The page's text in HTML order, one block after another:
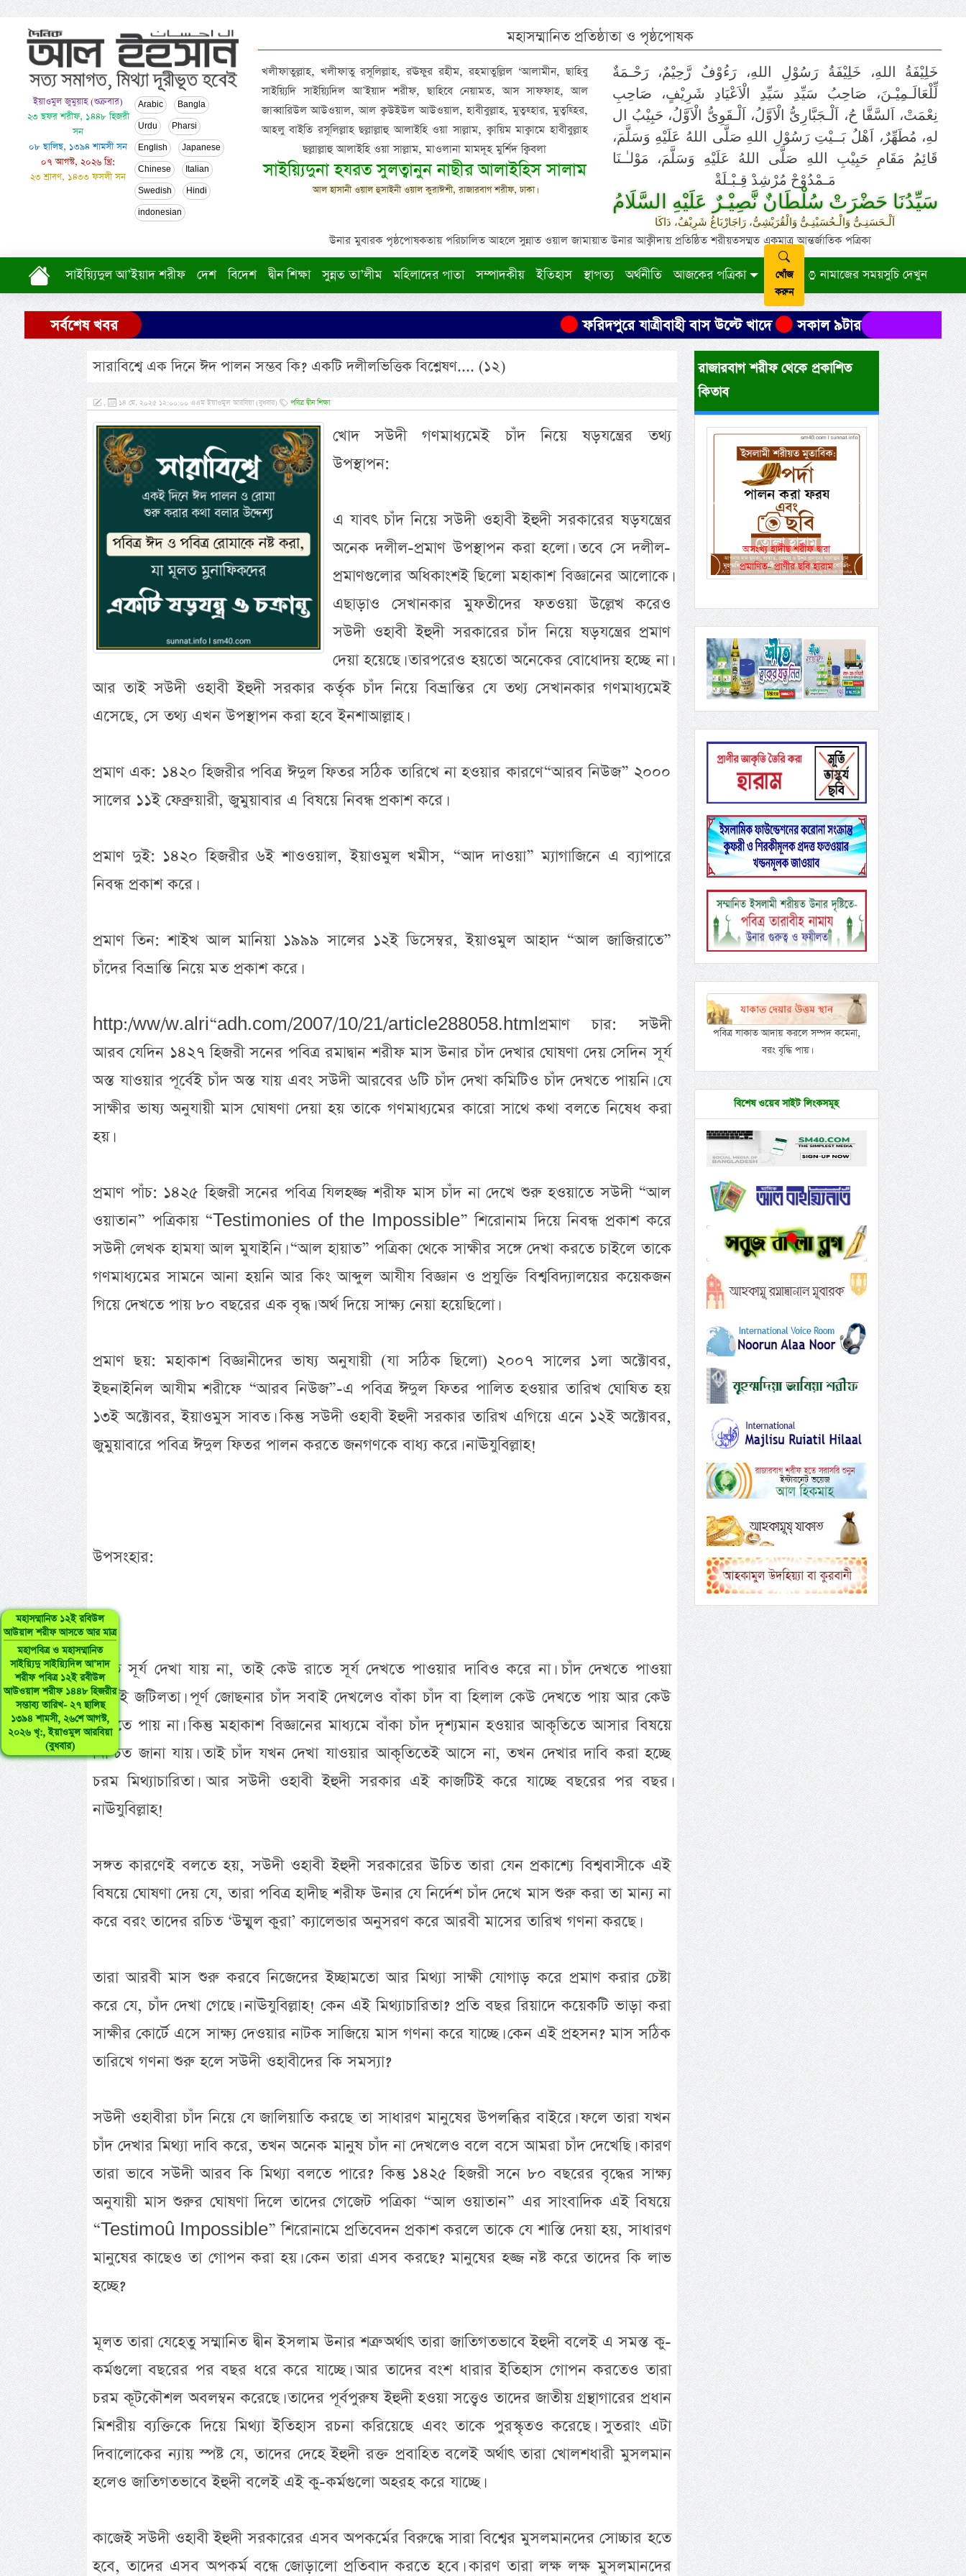
ইয়াওমুল জুমুয়াহ (শুক্রবার)
২৩ ছফর শরীফ, ১৪৪৮ হিজরী
সন
০৮ ছালিছ, ১৩৯৪ শামসী সন
০৭ আগস্ট, ২০২৬ খ্রি:
২৩ শ্রাবণ, ১৪৩৩ ফসলী সন
Arabic Bangla
Urdu Pharsi
English Japanese
Chinese Italian
Swedish Hindi
indonesian
মহাসম্মানিত প্রতিষ্ঠাতা ও পৃষ্ঠপোষক
খলীফাতুল্লাহ, খলীফাতু রসূলিল্লাহ, রঊফুর রহীম, রহমাতুল্লিল ‘আলামীন, ছাহিবু
সাইয়্যিদি সাইয়্যিদিল আ’ইয়াদ শরীফ, ছাহিবে নেয়ামত, আস সাফফাহ, আল
জাব্বারিউল আউওয়াল, আল ক্বউইউল আউওয়াল, হাবীবুল্লাহ, মুত্বহ্হার, মুত্বহ্হির,
আহলু বাইতি রসূলিল্লাহ ছল্লাল্লাহু আলাইহি ওয়া সাল্লাম, ক্বায়িম মাক্বামে হাবীবুল্লাহ
ছল্লাল্লাহু আলাইহি ওয়া সাল্লাম, মাওলানা মামদূহ মুর্শিদ ক্বিবলা
সাইয়্যিদুনা হযরত সুলত্বানুন নাছীর আলাইহিস সালাম
আল হাসানী ওয়াল হুসাইনী ওয়াল কুরাঈশী, রাজারবাগ শরীফ, ঢাকা।
خَلِيْفَةُ اللهِ، خَلِيْفَةُ رَسُوْلِ اللهِ، رَءُوْفٌ رَّحِيْمٌ، رَحْـمَةٌ
لِّلْعَالَـمِيْـنَ، صَاحِبُ سَيِّدِ سَيِّدِ الْاَعْيَادِ شَرِيْفٍ، صَاحِبِ
نِعْمَتْ، اَلسَّفَّا حُ، اَلْـجَبَّارِىُّ الْاَوَّلُ، اَلْـقَوِىُّ الْاَوَّلُ، حَبِيْبُ ال
لهِ، مُطَهِّرٌ، اَهْلُ بَــيْتِ رَسُوْلِ اللهِ صَلَّى اللهُ عَلَيْهِ وَسَلَّمَ،
قَائِمُ مَقَامِ حَبِيْبِ اللهِ صَلَّى اللهُ عَلَيْهِ وَسَلَّمَ، مَوْلـٰـنَا
مَـمْدُوْحْ مُرْشِدْ قِـبْـلَةْ
سَيِّدُنَا حَضْرَتْ سُلْطَانٌ نَّصِيْـرٌ عَلَيْهِ السَّلَامُ
اَلْـحَسَنِـىُّ وَالْـحُسَيْنِـىُّ وَالْقُرَيْشِىُّ، رَاجَارْبَاغُ شَرِيْفٌ، دَاكَا
উনার মুবারক পৃষ্ঠপোষকতায় পরিচালিত আহলে সুন্নাত ওয়াল জামায়াত উনার আক্বীদায় প্রতিষ্ঠিত শরীয়তসম্মত একমাত্র আন্তর্জাতিক পত্রিকা
সাইয়্যিদুল আ’ইয়াদ শরীফ দেশ বিদেশ দ্বীন শিক্ষা সুন্নত তা’লীম মহিলাদের পাতা সম্পাদকীয় ইতিহাস স্থাপত্য অর্থনীতি আজকের পত্রিকা
খোঁজ
করুন
নামাজের সময়সুচি দেখুন
সর্বশেষ খবর ফরিদপুরে যাত্রীবাহী বাস উল্টে খাদে সকাল ৯টার মধ্যে যেসব জেলায় ৬০ কিমি
মহাসম্মানিত ১২ই রবিউল
আউয়াল শরীফ আসতে আর মাত্র
মহাপবিত্র ও মহাসম্মানিত
সাইয়্যিদু সাইয়্যিদিল আ’দাদ
শরীফ পবিত্র ১২ই রবীউল
আউওয়াল শরীফ ১৪৪৮ হিজরীর
সম্ভাব্য তারিখ- ২৭ ছালিছ
১৩৯৪ শামসী, ২৬শে আগস্ট,
২০২৬ খৃ:, ইয়াওমুল আরবিয়া
(বুধবার)
সারাবিশ্বে এক দিনে ঈদ পালন সম্ভব কি? একটি দলীলভিত্তিক বিশ্লেষণ.... (১২)
, ১৪ মে, ২০২৫ ১২:০০:০০ এএম ইয়াওমুল আরবিয়া (বুধবার) পবিত্র দ্বীন শিক্ষা
খোদ সউদী গণমাধ্যমেই চাঁদ নিয়ে ষড়যন্ত্রের তথ্য
উপস্থাপন:
এ যাবৎ চাঁদ নিয়ে সউদী ওহাবী ইহুদী সরকারের ষড়যন্ত্রের
অনেক দলীল-প্রমাণ উপস্থাপন করা হলো। তবে সে দলীল-
প্রমাণগুলোর অধিকাংশই ছিলো মহাকাশ বিজ্ঞানের আলোকে।
এছাড়াও সেখানকার মুফতীদের ফতওয়া উল্লেখ করেও
সউদী ওহাবী ইহুদী সরকারের চাঁদ নিয়ে ষড়যন্ত্রের প্রমাণ
দেয়া হয়েছে। তারপরেও হয়তো অনেকের বোধোদয় হচ্ছে না।
আর তাই সউদী ওহাবী ইহুদী সরকার কর্তৃক চাঁদ নিয়ে বিভ্রান্তির যে তথ্য সেখানকার গণমাধ্যমেই
এসেছে, সে তথ্য এখন উপস্থাপন করা হবে ইনশাআল্লাহ।
প্রমাণ এক: ১৪২০ হিজরীর পবিত্র ঈদুল ফিতর সঠিক তারিখে না হওয়ার কারণে“আরব নিউজ” ২০০০
সালের ১১ই ফেব্রুয়ারী, জুমুয়াবার এ বিষয়ে নিবন্ধ প্রকাশ করে।
প্রমাণ দুই: ১৪২০ হিজরীর ৬ই শাওওয়াল, ইয়াওমুল খমীস, “আদ দাওয়া” ম্যাগাজিনে এ ব্যাপারে
নিবন্ধ প্রকাশ করে।
প্রমাণ তিন: শাইখ আল মানিয়া ১৯৯৯ সালের ১২ই ডিসেম্বর, ইয়াওমুল আহাদ “আল জাজিরাতে”
চাঁদের বিভ্রান্তি নিয়ে মত প্রকাশ করে।
http:/ww/w.alri“adh.com/2007/10/21/article288058.htmlপ্রমাণ চার: সউদী
আরব যেদিন ১৪২৭ হিজরী সনের পবিত্র রমাদ্বান শরীফ মাস উনার চাঁদ দেখার ঘোষণা দেয় সেদিন সূর্য
অস্ত যাওয়ার পূর্বেই চাঁদ অস্ত যায় এবং সউদী আরবের ৬টি চাঁদ দেখা কমিটিও চাঁদ দেখতে পায়নি। যে
সাক্ষীর ভাষ্য অনুযায়ী মাস ঘোষণা দেয়া হয় তাকে গণমাধ্যমের কারো সাথে কথা বলতে নিষেধ করা
হয়।
প্রমাণ পাঁচ: ১৪২৫ হিজরী সনের পবিত্র যিলহজ্জ শরীফ মাস চাঁদ না দেখে শুরু হওয়াতে সউদী “আল
ওয়াতান” পত্রিকায় “Testimonies of the Impossible” শিরোনাম দিয়ে নিবন্ধ প্রকাশ করে
সউদী লেখক হামযা আল মুযাইনি। “আল হায়াত” পত্রিকা থেকে সাক্ষীর সঙ্গে দেখা করতে চাইলে তাকে
গণমাধ্যমের সামনে আনা হয়নি আর কিং আব্দুল আযীয বিজ্ঞান ও প্রযুক্তি বিশ্ববিদ্যালয়ের কয়েকজন
গিয়ে দেখতে পায় ৮০ বছরের এক বৃদ্ধ। অর্থ দিয়ে সাক্ষ্য নেয়া হয়েছিলো।
প্রমাণ ছয়: মহাকাশ বিজ্ঞানীদের ভাষ্য অনুযায়ী (যা সঠিক ছিলো) ২০০৭ সালের ১লা অক্টোবর,
ইছনাইনিল আযীম শরীফে “আরব নিউজ”-এ পবিত্র ঈদুল ফিতর পালিত হওয়ার তারিখ ঘোষিত হয়
১৩ই অক্টোবর, ইয়াওমুস সাবত। কিন্তু সউদী ওহাবী ইহুদী সরকার তারিখ এগিয়ে এনে ১২ই অক্টোবর,
জুমুয়াবারে পবিত্র ঈদুল ফিতর পালন করতে জনগণকে বাধ্য করে। নাঊযুবিল্লাহ!
উপসংহার:
রাতে সূর্য দেখা যায় না, তাই কেউ রাতে সূর্য দেখতে পাওয়ার দাবিও করে না। চাঁদ দেখতে পাওয়া
নিয়েই জটিলতা। পূর্ণ জোছনার চাঁদ সবাই দেখলেও বাঁকা চাঁদ বা হিলাল কেউ দেখতে পায় আর কেউ
দেখতে পায় না। কিন্তু মহাকাশ বিজ্ঞানের মাধ্যমে বাঁকা চাঁদ দৃশ্যমান হওয়ার আকৃতিতে আসার বিষয়ে
নিশ্চিত জানা যায়। তাই চাঁদ যখন দেখা যাওয়ার আকৃতিতেই আসে না, তখন দেখার দাবি করা হচ্ছে
চরম মিথ্যাচারিতা। আর সউদী ওহাবী ইহুদী সরকার এই কাজটিই করে যাচ্ছে বছরের পর বছর।
নাঊযুবিল্লাহ!
সঙ্গত কারণেই বলতে হয়, সউদী ওহাবী ইহুদী সরকারের উচিত তারা যেন প্রকাশ্যে বিশ্ববাসীকে এই
বিষয়ে ঘোষণা দেয় যে, তারা পবিত্র হাদীছ শরীফ উনার যে নির্দেশ চাঁদ দেখে মাস শুরু করা তা মান্য না
করে বরং তাদের রচিত ‘উম্মুল কুরা’ ক্যালেন্ডার অনুসরণ করে আরবী মাসের তারিখ গণনা করছে।
তারা আরবী মাস শুরু করবে নিজেদের ইচ্ছামতো আর মিথ্যা সাক্ষী যোগাড় করে প্রমাণ করার চেষ্টা
করে যে, চাঁদ দেখা গেছে। নাঊযুবিল্লাহ! কেন এই মিথ্যাচারিতা? প্রতি বছর রিয়াদে কয়েকটি ভাড়া করা
সাক্ষীর কোর্টে এসে সাক্ষ্য দেওয়ার নাটক সাজিয়ে মাস গণনা করে যাচ্ছে। কেন এই প্রহসন? মাস সঠিক
তারিখে গণনা শুরু হলে সউদী ওহাবীদের কি সমস্যা?
সউদী ওহাবীরা চাঁদ নিয়ে যে জালিয়াতি করছে তা সাধারণ মানুষের উপলব্ধির বাইরে। ফলে তারা যখন
চাঁদ দেখার মিথ্যা দাবি করে, তখন অনেক মানুষ চাঁদ না দেখলেও বলে বসে আমরা চাঁদ দেখেছি। কারণ
তারা ভাবে সউদী আরব কি মিথ্যা বলতে পারে? কিন্তু ১৪২৫ হিজরী সনে ৮০ বছরের বৃদ্ধের সাক্ষ্য
অনুযায়ী মাস শুরুর ঘোষণা দিলে তাদের গেজেট পত্রিকা “আল ওয়াতান” এর সাংবাদিক এই বিষয়ে
“Testimoû Impossible” শিরোনামে প্রতিবেদন প্রকাশ করলে তাকে যে শাস্তি দেয়া হয়, সাধারণ
মানুষের কাছেও তা গোপন করা হয়। কেন তারা এসব করছে? মানুষের হজ্জ নষ্ট করে তাদের কি লাভ
হচ্ছে?
মূলত তারা যেহেতু সম্মানিত দ্বীন ইসলাম উনার শত্রু অর্থাৎ তারা জাতিগতভাবে ইহুদী বলেই এ সমস্ত কু-
কর্মগুলো বছরের পর বছর ধরে করে যাচ্ছে। আর তাদের বংশ ধারার ইতিহাস গোপন করতেও তারা
চরম কূটকৌশল অবলম্বন করেছে। তাদের পূর্বপুরুষ ইহুদী হওয়া সত্ত্বেও তাদের জাতীয় গ্রন্থাগারের প্রধান
মিশরীয় ব্যক্তিকে দিয়ে মিথ্যা ইতিহাস রচনা করিয়েছে এবং তাকে পুরস্কৃতও করেছে। সুতরাং এটা
দিবালোকের ন্যায় স্পষ্ট যে, তাদের দেহে ইহুদী রক্ত প্রবাহিত বলেই অর্থাৎ তারা খোলশধারী মুসলমান
হলেও জাতিগতভাবে ইহুদী বলেই এই কু-কর্মগুলো অহরহ করে যাচ্ছে।
কাজেই সউদী ওহাবী ইহুদী সরকারের এসব অপকর্মের বিরুদ্ধে সারা বিশ্বের মুসলমানদের সোচ্চার হতে
হবে, তাদের এসব অপকর্ম বন্ধে জোড়ালো প্রতিবাদ করতে হবে। কারণ তারা লক্ষ লক্ষ মুসলমানদের
রাজারবাগ শরীফ থেকে প্রকাশিত
কিতাব
একই রানওয়েতে সামরিক-
বেসামরিক ফ্লাইট!
পবিত্র যাকাত আদায় করলে সম্পদ কমেনা,
বরং বৃদ্ধি পায়।
বিশেষ ওয়েব সাইট লিংকসমূহ